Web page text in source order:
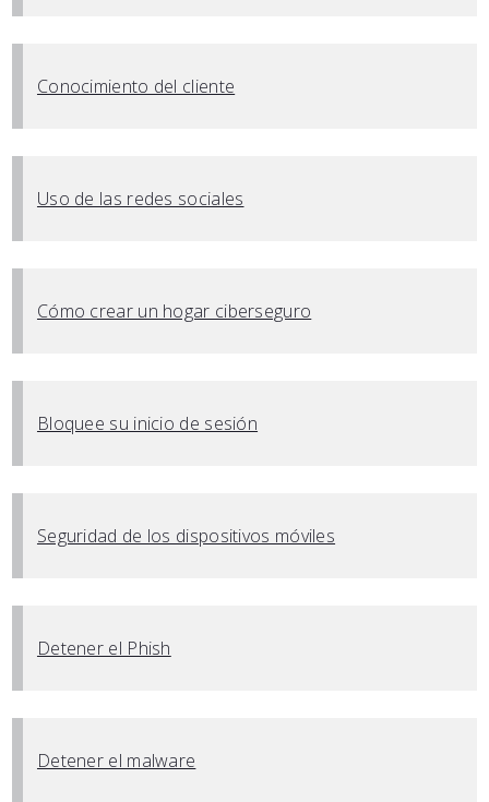
Conocimiento del cliente
Uso de las redes sociales
Cómo crear un hogar ciberseguro
Bloquee su inicio de sesión
Seguridad de los dispositivos móviles
Detener el Phish
Detener el malware